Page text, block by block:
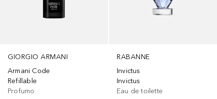
GIORGIO ARMANI
Armani Code
Refillable
Profumo
RABANNE
Invictus
Invictus
Eau de toilette